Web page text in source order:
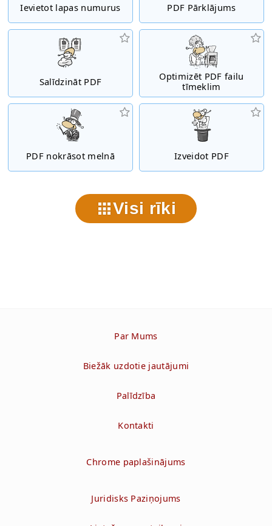
Ievietot lapas numurus PDF Pārklājums
Salīdzināt PDF
Optimizēt PDF failu
tīmeklim
PDF nokrāsot melnā Izveidot PDF
Visi rīki
Par Mums
Biežāk uzdotie jautājumi
Palīdzība
Kontakti
Chrome paplašinājums
Juridisks Paziņojums